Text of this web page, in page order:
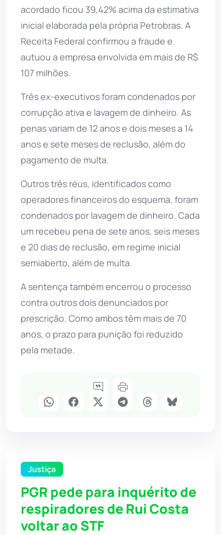
acordado ficou 39,42% acima da estimativa
inicial elaborada pela própria Petrobras. A
Receita Federal confirmou a fraude e
autuou a empresa envolvida em mais de R$
107 milhões.
Três ex-executivos foram condenados por
corrupção ativa e lavagem de dinheiro. As
penas variam de 12 anos e dois meses a 14
anos e sete meses de reclusão, além do
pagamento de multa.
Outros três réus, identificados como
operadores financeiros do esquema, foram
condenados por lavagem de dinheiro. Cada
um recebeu pena de sete anos, seis meses
e 20 dias de reclusão, em regime inicial
semiaberto, além de multa.
A sentença também encerrou o processo
contra outros dois denunciados por
prescrição. Como ambos têm mais de 70
anos, o prazo para punição foi reduzido
pela metade.
Justiça
PGR pede para inquérito de
respiradores de Rui Costa
voltar ao STF